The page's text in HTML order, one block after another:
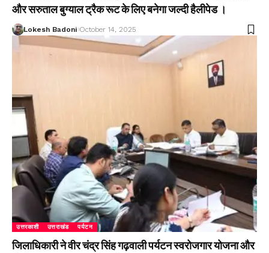
और सरुताल बुग्याल ट्रैक रूट के लिए बनेगा जल्दी हैलीपेड ।
Lokesh Badoni October 14, 2025
उत्तरकाशी उत्तराखंड पर्यटन
जिलाधिकारी ने वीर चंद्र सिंह गढ़वाली पर्यटन स्वरोजगार योजना और